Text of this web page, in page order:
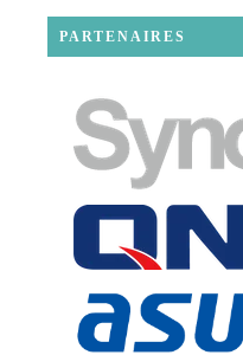
PARTENAIRES